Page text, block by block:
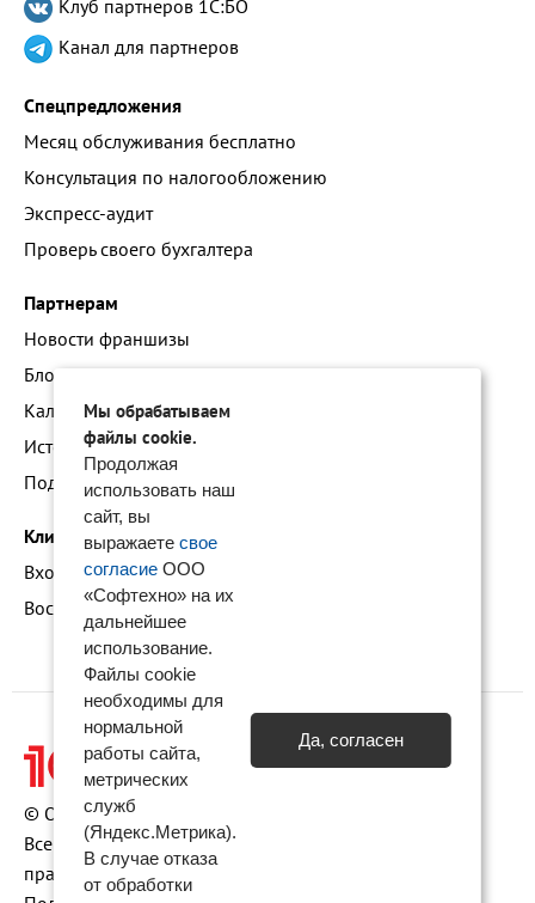
Клуб партнеров 1С:БО
Канал для партнеров
Спецпредложения
Месяц обслуживания бесплатно
Консультация по налогообложению
Экспресс-аудит
Проверь своего бухгалтера
Партнерам
Новости франшизы
Блог про наши технологии
Календарь мероприятий
Истории успеха
Подать заявку на франшизу
Клиентам
Вход в личный кабинет
Восстановление доступа к сервису 1С:БО
© ООО «Софтехно» Все права защищены.
Все торговые марки являются собственностью их
правообладателей.
Мы обрабатываем
файлы cookie.
Продолжая
использовать наш
сайт, вы
выражаете свое
согласиеООО
«Софтехно» на их
дальнейшее
использование.
Файлы cookie
необходимы для
нормальной
работы сайта,
метрических
служб
(Яндекс.Метрика).
В случае отказа
от обработки
Да, согласен